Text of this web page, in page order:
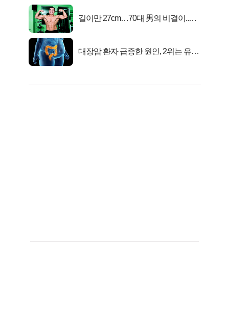
길이만 27cm…70대 男의 비결이..충
대장암 환자 급증한 원인, 2위는 유산